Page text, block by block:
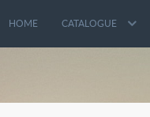
HOME CATALOGUE